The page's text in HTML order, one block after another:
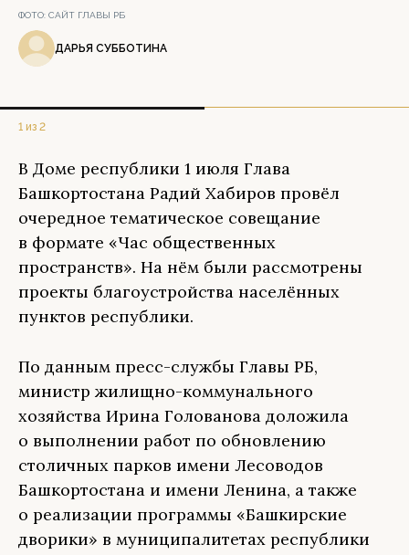
ФОТО: САЙТ ГЛАВЫ РБ
ДАРЬЯ СУББОТИНА
1 из 2
В Доме республики 1 июля Глава
Башкортостана Радий Хабиров провёл
очередное тематическое совещание
в формате «Час общественных
пространств». На нём были рассмотрены
проекты благоустройства населённых
пунктов республики.
По данным пресс-службы Главы РБ,
министр жилищно-коммунального
хозяйства Ирина Голованова доложила
о выполнении работ по обновлению
столичных парков имени Лесоводов
Башкортостана и имени Ленина, а также
о реализации программы «Башкирские
дворики» в муниципалитетах республики